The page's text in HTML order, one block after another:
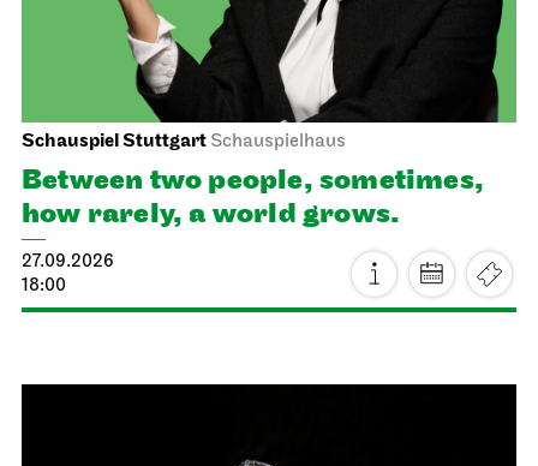
Schauspiel Stuttgart Schauspielhaus
Between two people, sometimes,
how rarely, a world grows.
27.09.2026
18:00